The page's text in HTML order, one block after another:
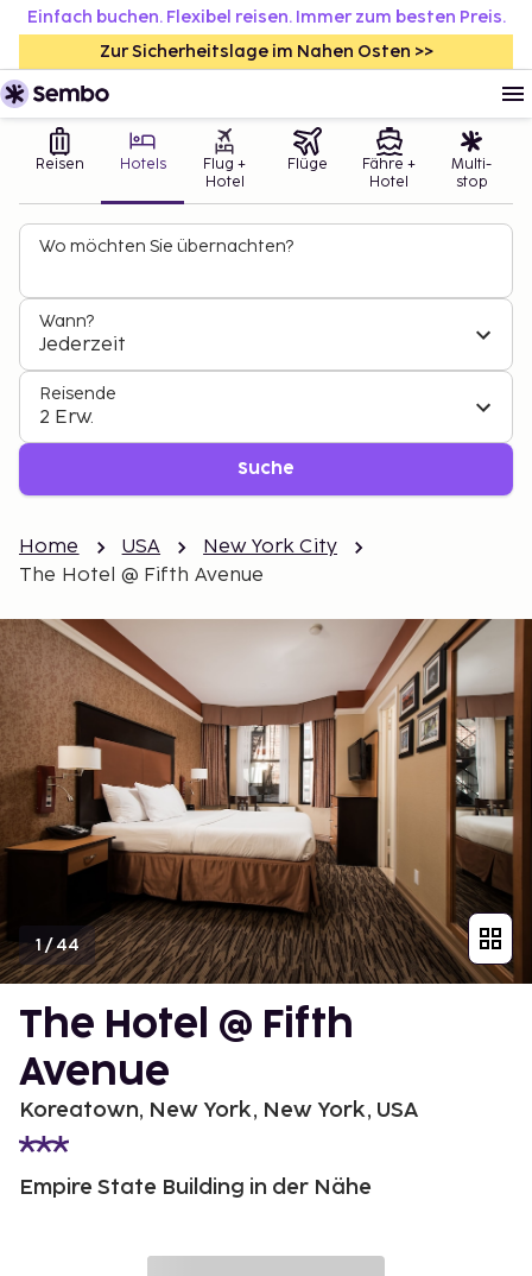
Einfach buchen. Flexibel reisen. Immer zum besten Preis.
Zur Sicherheitslage im Nahen Osten >>
Reisen Hotels
Flug +
Hotel
Flüge
Fähre +
Hotel
Multi-
stop
Wo möchten Sie übernachten?
Wann?
Jederzeit
Reisende
2 Erw.
Suche
Home USA
New York City
The Hotel @ Fifth Avenue
1/44
The Hotel @ Fifth
Avenue
Koreatown, New York, New York, USA
Empire State Building in der Nähe